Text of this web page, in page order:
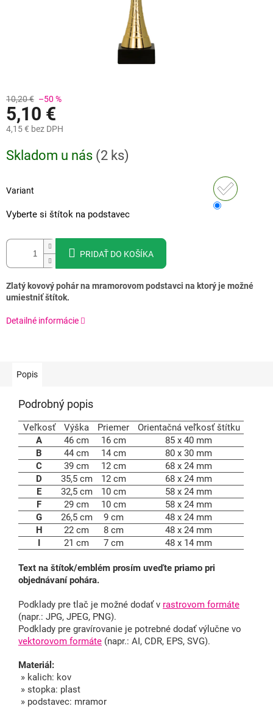
10,20 € –50 %
5,10 €
4,15 € bez DPH
cena:
Skladom u nás (2 ks)
Variant
Vyberte si štítok na podstavec
PRIDAŤ DO KOŠÍKA
Zlatý kovový pohár na mramorovom podstavci na ktorý je možné
umiestniť štítok.
Detailné informácie
Popis
Podrobný popis
Veľkosť Výška Priemer
Orientačná veľkosť štítku
A
46 cm 16 cm
85 x 40 mm
B
44 cm 14 cm
80 x 30 mm
C
39 cm 12 cm
68 x 24 mm
D
35,5 cm 12 cm
68 x 24 mm
E
32,5 cm 10 cm
58 x 24 mm
F
29 cm 10 cm
58 x 24 mm
G
26,5 cm 9 cm
48 x 24 mm
H
22 cm 8 cm
48 x 24 mm
21 cm 7 cm 48 x 14 mm
Text na štítok/emblém prosím uveďte priamo pri
objednávaní pohára.
Podklady pre tlač je možné dodať v rastrovom formáte
(napr.: JPG, JPEG, PNG).
Podklady pre gravírovanie je potrebné dodať výlučne vo
vektorovom formáte (napr.: AI, CDR, EPS, SVG).
Materiál:
» kalich: kov
» stopka: plast
» podstavec: mramor